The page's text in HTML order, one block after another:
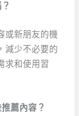
或新朋友的機
減少不必要的
求和使用習
薦內容？